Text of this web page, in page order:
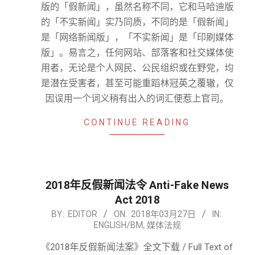
版的「假新闻」，虽然名称不同，它和马哈迪版
的「不实新闻」实乃同质，不同的是「假新闻」
是「网络新闻版」，「不实新闻」是「印刷媒体
版」。易言之，任何网站、部落客和社交媒体使
用者，无论是个人网民、公民组织或在野党，均
是潜在受害者，甚至可能重蹈林冠英之覆辙，仅
因误用一个词义稍有出入的词汇便惹上官司。
CONTINUE READING
2018年反假新闻法令 Anti-Fake News
Act 2018
2018-BY: EDITOR ON: 2018年03月27日
IN:
ENGLISH/BM, 媒体法规
《2018年反假新闻法案》全文下载 / Full Text of